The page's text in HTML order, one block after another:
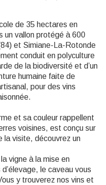
de 35 hectares en
un vallon protégé à 600
et Simiane-La-Rotonde
conduit en polyculture
de la biodiversité et d’un
humaine faite de
pour des vins
et sa couleur rappellent
voisines, est conçu sur
la visite, découvrez un
vigne à la mise en
le caveau vous
y trouverez nos vins et